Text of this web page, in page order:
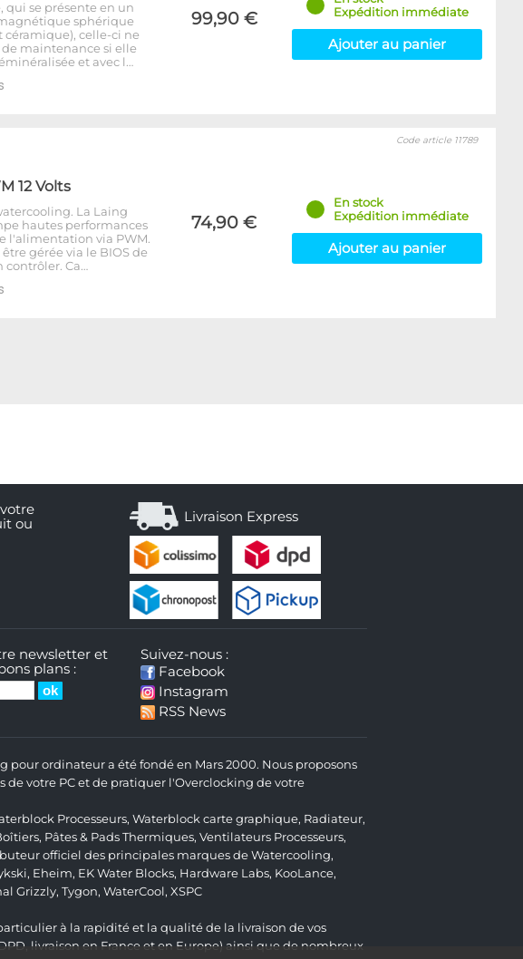
qui se présente en un
sphérique
celle-ci ne
maintenance si elle
et avec l…
99,90 €
Expédition immédiate
Ajouter au panier
12 Volts
La Laing
hautes performances
l'alimentation via PWM.
gérée via le BIOS de
Ca…
74,90 €
Code article 11789
En stock
Expédition immédiate
Ajouter au panier
ou
Livraison Express
newsletter et
plans :
Suivez-nous :
Facebook
Instagram
RSS News
ordinateur a été fondé en Mars 2000. Nous proposons
votre PC et de pratiquer l'Overclocking de votre
Processeurs, Waterblock carte graphique, Radiateur,
, Pâtes & Pads Thermiques, Ventilateurs Processeurs,
officiel des principales marques de Watercooling,
, Eheim, EK Water Blocks, Hardware Labs, KooLance,
Grizzly, Tygon, WaterCool, XSPC
à la rapidité et la qualité de la livraison de vos
livraison en France et en Europe) ainsi que de nombreux